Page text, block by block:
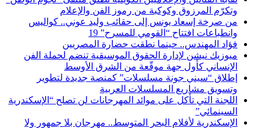
وتكرّم المرزوق وكوكبة من رموز الفن والإعلام
من صرخة إسعاد يونس إلى حقائب وليد عوني.. كواليس
وانطباعات افتتاح “القومي للمسرح” 19
فؤاد المهندس.. حينما نطقت حضارة المصريين
ميوزيك نيشن لإدارة الحقوق الموسيقية تنضم لحملة الفن
الإنساني كأول جهة موقّعة من الشرق الأوسط
إطلاق “سيني جونة مسلسلات” كمنصة جديدة لتطوير
وتسويق مشاريع المسلسلات العربية
اللجنة التي تأكل على موائد المهرجانات لن تصلح “الإسكندرية
السينمائي”
الإسكندرية لأفلام البحر المتوسط.. مهرجان بلا جمهور ولا